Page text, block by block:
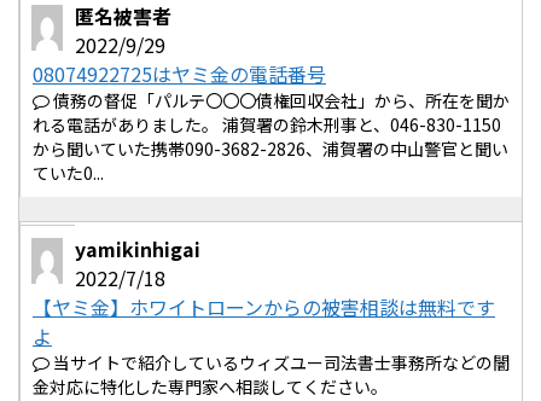
匿名被害者
2022/9/29
08074922725はヤミ金の電話番号
債務の督促「パルテ〇〇〇債権回収会社」から、所在を聞か
れる電話がありました。 浦賀署の鈴木刑事と、046-830-1150
から聞いていた携帯090-3682-2826、浦賀署の中山警官と聞い
ていた0...
yamikinhigai
2022/7/18
【ヤミ金】ホワイトローンからの被害相談は無料です
よ
当サイトで紹介しているウィズユー司法書士事務所などの闇
金対応に特化した専門家へ相談してください。